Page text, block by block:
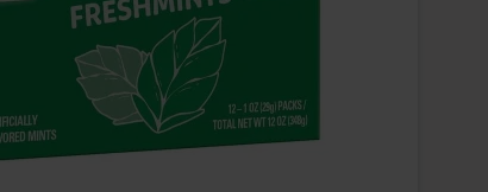
Pommac 33cl
24.90 kr